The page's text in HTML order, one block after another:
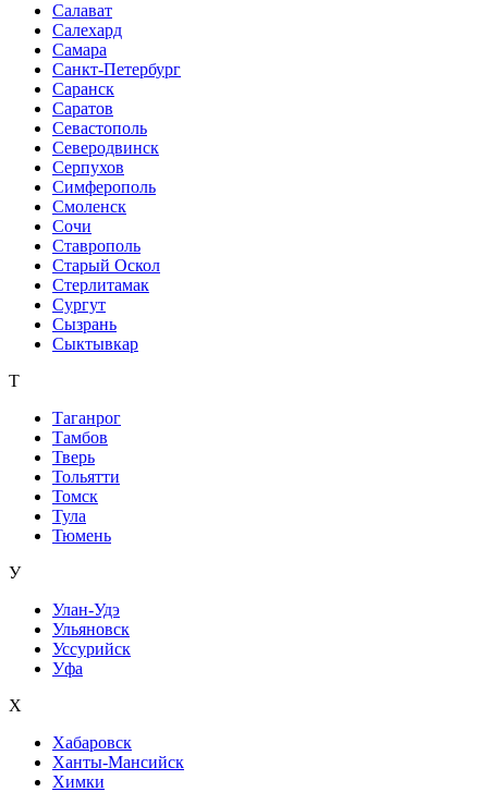
Салават
Салехард
Самара
Санкт-Петербург
Саранск
Саратов
Севастополь
Северодвинск
Серпухов
Симферополь
Смоленск
Сочи
Ставрополь
Старый Оскол
Стерлитамак
Сургут
Сызрань
Сыктывкар
Т
Таганрог
Тамбов
Тверь
Тольятти
Томск
Тула
Тюмень
У
Улан-Удэ
Ульяновск
Уссурийск
Уфа
Х
Хабаровск
Ханты-Мансийск
Химки